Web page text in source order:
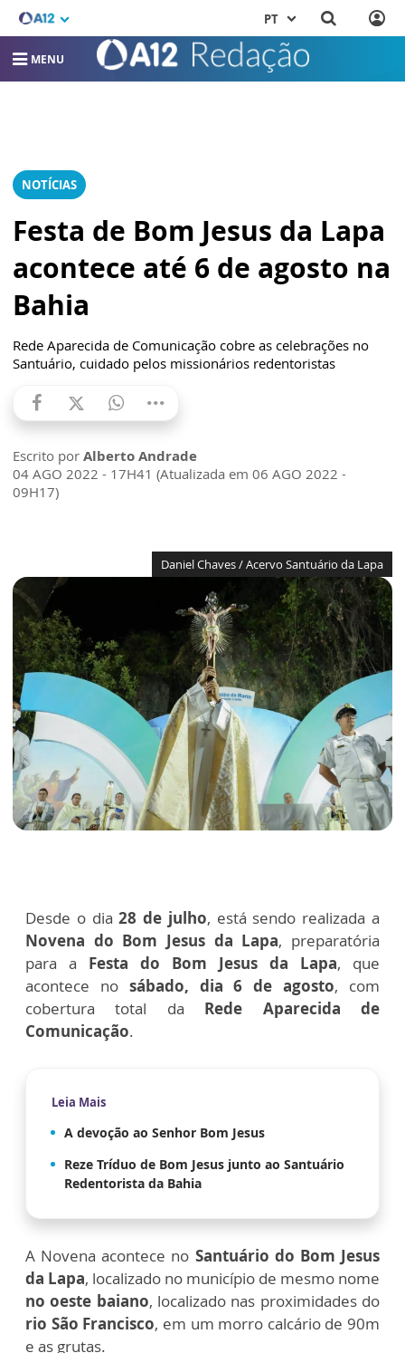
PT
MENU
NOTÍCIAS
Festa de Bom Jesus da Lapa
acontece até 6 de agosto na
Bahia
Rede Aparecida de Comunicação cobre as celebrações no
Santuário, cuidado pelos missionários redentoristas
Escrito por Alberto Andrade
04 AGO 2022 - 17H41 (Atualizada em 06 AGO 2022 -
09H17)
Daniel Chaves / Acervo Santuário da Lapa
Desde o dia28 de julho, está sendo realizada a
Novena do Bom Jesus da Lapa, preparatória
para a Festa do Bom Jesus da Lapa, que
acontece nosábado, dia 6 de agosto, com
cobertura total da Rede Aparecida de
Comunicação.
Leia Mais
A devoção ao Senhor Bom Jesus
Reze Tríduo de Bom Jesus junto ao Santuário
Redentorista da Bahia
A Novena acontece no Santuário do Bom Jesus
da Lapa, localizado no município de mesmo nome
no oeste baiano, localizado nas proximidades do
rio São Francisco, em um morro calcário de 90m
e as grutas.